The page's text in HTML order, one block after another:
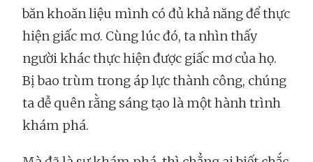
băn khoăn liệu mình có đủ khả năng để thực
hiện giấc mơ. Cùng lúc đó, ta nhìn thấy
người khác thực hiện được giấc mơ của họ.
Bị bao trùm trong áp lực thành công, chúng
ta dễ quên rằng sáng tạo là một hành trình
khám phá.